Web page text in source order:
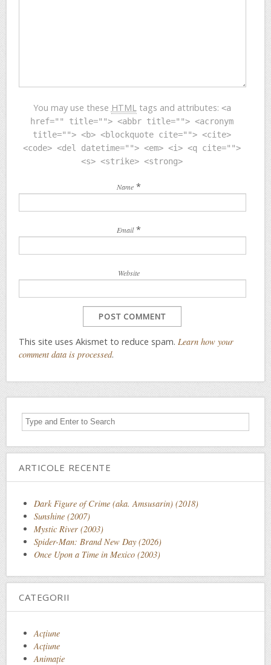
You may use these HTMLtags and attributes: <a
href="" title=""> <abbr title=""> <acronym
title=""> <b> <blockquote cite=""> <cite>
<code> <del datetime=""> <em> <i> <q cite="">
<s> <strike> <strong>
Name *
Email *
Website
This site uses Akismet to reduce spam. Learn how your
comment data is processed.
ARTICOLE RECENTE
Dark Figure of Crime (aka. Amsusarin) (2018)
Sunshine (2007)
Mystic River (2003)
Spider-Man: Brand New Day (2026)
Once Upon a Time in Mexico (2003)
CATEGORII
Acţiune
Acțiune
Animaţie